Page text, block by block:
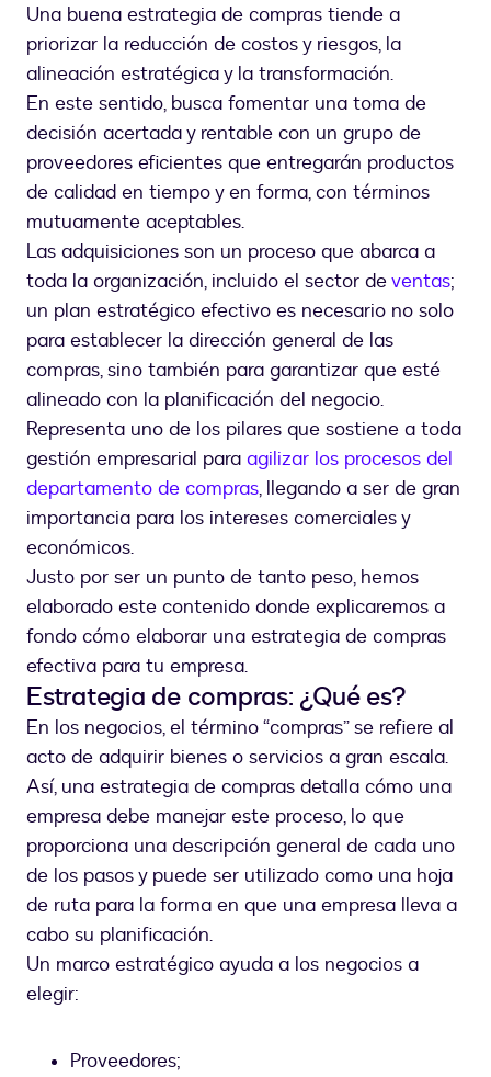
Una buena estrategia de compras tiende a
priorizar la reducción de costos y riesgos, la
alineación estratégica y la transformación.
En este sentido, busca fomentar una toma de
decisión acertada y rentable con un grupo de
proveedores eficientes que entregarán productos
de calidad en tiempo y en forma, con términos
mutuamente aceptables.
Las adquisiciones son un proceso que abarca a
toda la organización, incluido el sector deventas;
un plan estratégico efectivo es necesario no solo
para establecer la dirección general de las
compras, sino también para garantizar que esté
alineado con la planificación del negocio.
Representa uno de los pilares que sostiene a toda
gestión empresarial para agilizar los procesos del
departamento de compras, llegando a ser de gran
importancia para los intereses comerciales y
económicos.
Justo por ser un punto de tanto peso, hemos
elaborado este contenido donde explicaremos a
fondo cómo elaborar una estrategia de compras
efectiva para tu empresa.
Estrategia de compras: ¿Qué es?
En los negocios, el término “compras” se refiere al
acto de adquirir bienes o servicios a gran escala.
Así, una estrategia de compras detalla cómo una
empresa debe manejar este proceso, lo que
proporciona una descripción general de cada uno
de los pasos y puede ser utilizado como una hoja
de ruta para la forma en que una empresa lleva a
cabo su planificación.
Un marco estratégico ayuda a los negocios a
elegir:
Proveedores;